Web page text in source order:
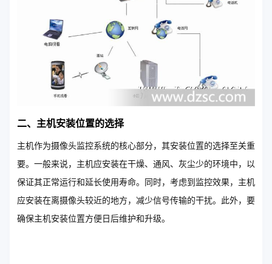
二、主机安装位置的选择
主机作为摄像头监控系统的核心部分，其安装位置的选择至关重
要。一般来说，主机应安装在干燥、通风、灰尘少的环境中，以
保证其正常运行和延长使用寿命。同时，考虑到监控效果，主机
应安装在离摄像头较近的地方，减少信号传输的干扰。此外，要
确保主机安装位置方便日后维护和升级。